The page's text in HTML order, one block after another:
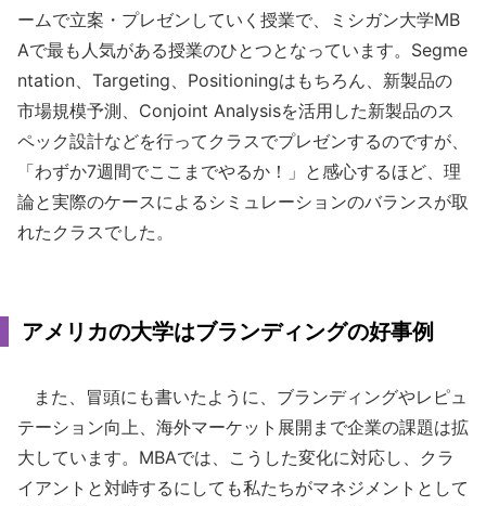
ームで立案・プレゼンしていく授業で、ミシガン大学MB
Aで最も人気がある授業のひとつとなっています。Segme
ntation、Targeting、Positioningはもちろん、新製品の
市場規模予測、Conjoint Analysisを活用した新製品のス
ペック設計などを行ってクラスでプレゼンするのですが、
「わずか7週間でここまでやるか！」と感心するほど、理
論と実際のケースによるシミュレーションのバランスが取
れたクラスでした。
アメリカの大学はブランディングの好事例
また、冒頭にも書いたように、ブランディングやレピュ
テーション向上、海外マーケット展開まで企業の課題は拡
大しています。MBAでは、こうした変化に対応し、クラ
イアントと対峙するにしても私たちがマネジメントとして